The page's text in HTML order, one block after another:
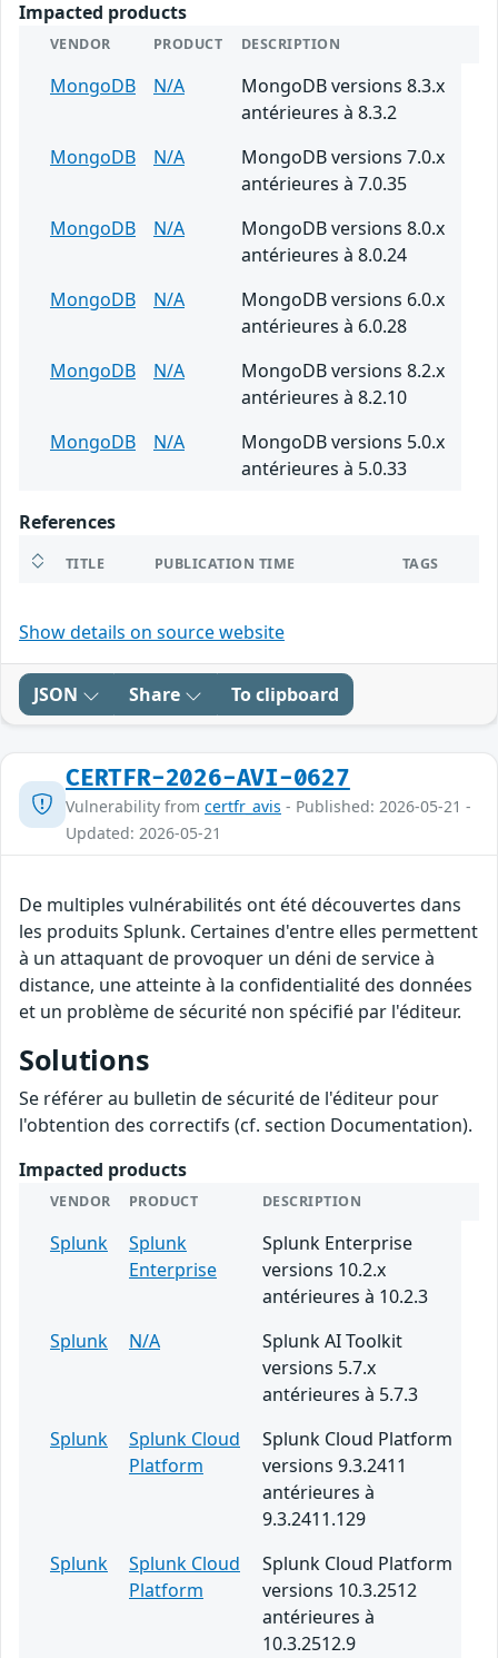
Impacted products
VENDOR PRODUCT DESCRIPTION
MongoDB N/A
MongoDB versions 8.3.x
antérieures à 8.3.2
MongoDB
N/A
MongoDB versions 7.0.x
antérieures à 7.0.35
MongoDB
N/A
MongoDB versions 8.0.x
antérieures à 8.0.24
MongoDB
N/A
MongoDB versions 6.0.x
antérieures à 6.0.28
MongoDB
N/A
MongoDB versions 8.2.x
antérieures à 8.2.10
MongoDB
N/A
MongoDB versions 5.0.x
antérieures à 5.0.33
References
TITLE PUBLICATION TIME TAGS
Show details on source website
JSON Share To clipboard
CERTFR-2026-AVI-0627
Vulnerability from certfr_avis - Published: 2026-05-21 -
Updated: 2026-05-21
De multiples vulnérabilités ont été découvertes dans
les produits Splunk. Certaines d'entre elles permettent
à un attaquant de provoquer un déni de service à
distance, une atteinte à la confidentialité des données
et un problème de sécurité non spécifié par l'éditeur.
Solutions
Se référer au bulletin de sécurité de l'éditeur pour
l'obtention des correctifs (cf. section Documentation).
Impacted products
VENDOR PRODUCT DESCRIPTION
Splunk
Splunk
Enterprise
Splunk Enterprise
versions 10.2.x
antérieures à 10.2.3
Splunk
N/A
Splunk AI Toolkit
versions 5.7.x
antérieures à 5.7.3
Splunk
Splunk Cloud
Platform
Splunk Cloud Platform
versions 9.3.2411
antérieures à
9.3.2411.129
Splunk
Splunk Cloud
Platform
Splunk Cloud Platform
versions 10.3.2512
antérieures à
10.3.2512.9